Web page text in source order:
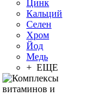
Цинк
Кальций
Селен
Хром
Йод
Медь
+ ЕЩЕ